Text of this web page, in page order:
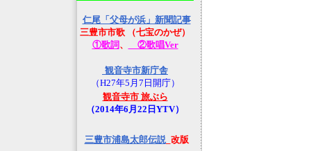
仁尾「父母が浜」新聞記事
三豊市市歌 （七宝のかぜ）
①歌詞、 ②歌唱Ver
観音寺市新庁舎
（H27年5月7日開庁）
観音寺市 旅ぶら
（2014年6月22日YTV）
三豊市浦島太郎伝説_改版